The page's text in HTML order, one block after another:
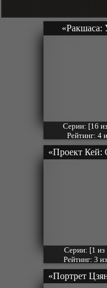
Серии: [16
Рейтинг: 4
«Ракшаса:
Серии: [1 из
Рейтинг: 3